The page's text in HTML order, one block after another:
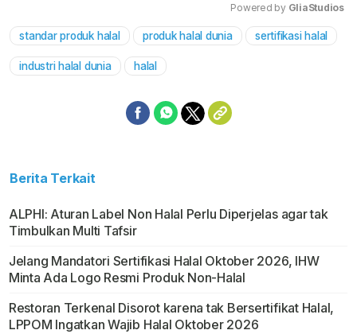
Mute
Powered by GliaStudios
standar produk halal produk halal dunia sertifikasi halal
industri halal dunia halal
Berita Terkait
ALPHI: Aturan Label Non Halal Perlu Diperjelas agar tak
Timbulkan Multi Tafsir
Jelang Mandatori Sertifikasi Halal Oktober 2026, IHW
Minta Ada Logo Resmi Produk Non-Halal
Restoran Terkenal Disorot karena tak Bersertifikat Halal,
LPPOM Ingatkan Wajib Halal Oktober 2026